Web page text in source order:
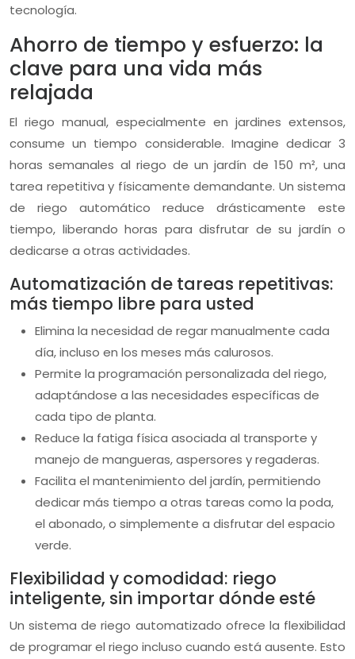
tecnología.
Ahorro de tiempo y esfuerzo: la
clave para una vida más
relajada
El riego manual, especialmente en jardines extensos,
consume un tiempo considerable. Imagine dedicar 3
horas semanales al riego de un jardín de 150 m², una
tarea repetitiva y físicamente demandante. Un sistema
de riego automático reduce drásticamente este
tiempo, liberando horas para disfrutar de su jardín o
dedicarse a otras actividades.
Automatización de tareas repetitivas:
más tiempo libre para usted
Elimina la necesidad de regar manualmente cada
día, incluso en los meses más calurosos.
Permite la programación personalizada del riego,
adaptándose a las necesidades específicas de
cada tipo de planta.
Reduce la fatiga física asociada al transporte y
manejo de mangueras, aspersores y regaderas.
Facilita el mantenimiento del jardín, permitiendo
dedicar más tiempo a otras tareas como la poda,
el abonado, o simplemente a disfrutar del espacio
verde.
Flexibilidad y comodidad: riego
inteligente, sin importar dónde esté
Un sistema de riego automatizado ofrece la flexibilidad
de programar el riego incluso cuando está ausente. Esto